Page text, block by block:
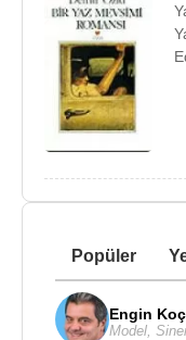
Popüler
Engin Koç
Model